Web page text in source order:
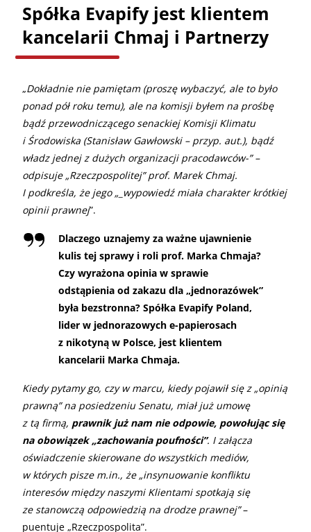
Spółka Evapify jest klientem
kancelarii Chmaj i Partnerzy
„Dokładnie nie pamiętam (proszę wybaczyć, ale to było
ponad pół roku temu), ale na komisji byłem na prośbę
bądź przewodniczącego senackiej Komisji Klimatu
i Środowiska (Stanisław Gawłowski – przyp. aut.), bądź
władz jednej z dużych organizacji pracodawców-” –
odpisuje „Rzeczpospolitej” prof. Marek Chmaj.
I podkreśla, że jego „_wypowiedź miała charakter krótkiej
opinii prawnej”.
Dlaczego uznajemy za ważne ujawnienie
kulis tej sprawy i roli prof. Marka Chmaja?
Czy wyrażona opinia w sprawie
odstąpienia od zakazu dla „jednorazówek”
była bezstronna? Spółka Evapify Poland,
lider w jednorazowych e-papierosach
z nikotyną w Polsce, jest klientem
kancelarii Marka Chmaja.
Kiedy pytamy go, czy w marcu, kiedy pojawił się z „opinią
prawną” na posiedzeniu Senatu, miał już umowę
z tą firmą, prawnik już nam nie odpowie, powołując się
na obowiązek „zachowania poufności”. I załącza
oświadczenie skierowane do wszystkich mediów,
w których pisze m.in., że „insynuowanie konfliktu
interesów między naszymi Klientami spotkają się
ze stanowczą odpowiedzią na drodze prawnej”–
puentuje „Rzeczpospolita”.